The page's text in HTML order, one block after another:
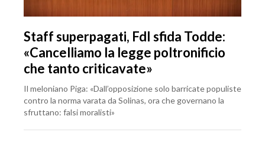
Staff superpagati, FdI sfida Todde:
«Cancelliamo la legge poltronificio
che tanto criticavate»
Il meloniano Piga: «Dall’opposizione solo barricate populiste
contro la norma varata da Solinas, ora che governano la
sfruttano: falsi moralisti»